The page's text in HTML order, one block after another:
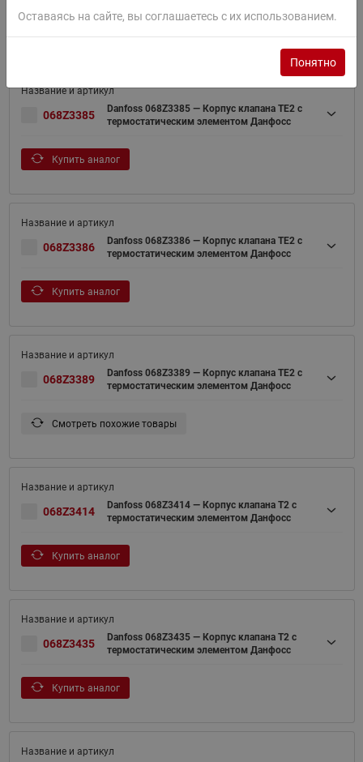
068Z3385
Danfoss 068Z3385 — Корпус клапана TE2 с
термостатическим элементом Данфосс
Купить аналог
068Z3386
Danfoss 068Z3386 — Корпус клапана TE2 с
термостатическим элементом Данфосс
Купить аналог
068Z3389
Danfoss 068Z3389 — Корпус клапана TE2 с
термостатическим элементом Данфосс
Смотреть похожие товары
068Z3414
Danfoss 068Z3414 — Корпус клапана T2 с
термостатическим элементом Данфосс
Купить аналог
068Z3435
Danfoss 068Z3435 — Корпус клапана T2 с
термостатическим элементом Данфосс
Купить аналог
Оставаясь на сайте, вы соглашаетесь с их использованием.
Понятно